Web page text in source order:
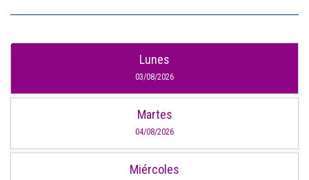
Lunes
03/08/2026
Martes
04/08/2026
Miércoles